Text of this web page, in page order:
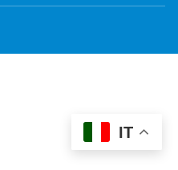
IT